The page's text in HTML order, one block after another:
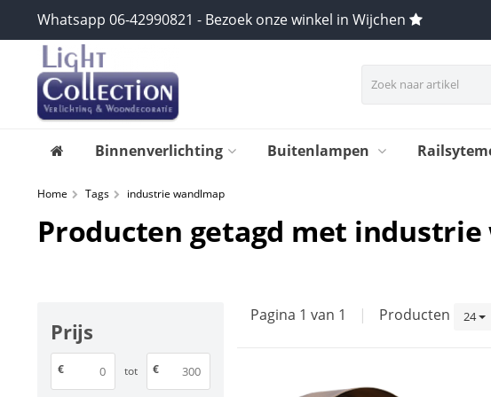
Whatsapp 06-42990821 - Bezoek onze winkel in Wijchen
Binnenverlichting Buitenlampen
Home Tags industrie wandlmap
Producten getagd met
Prijs
€ tot €
Pagina 1 van 1 | Producten 24